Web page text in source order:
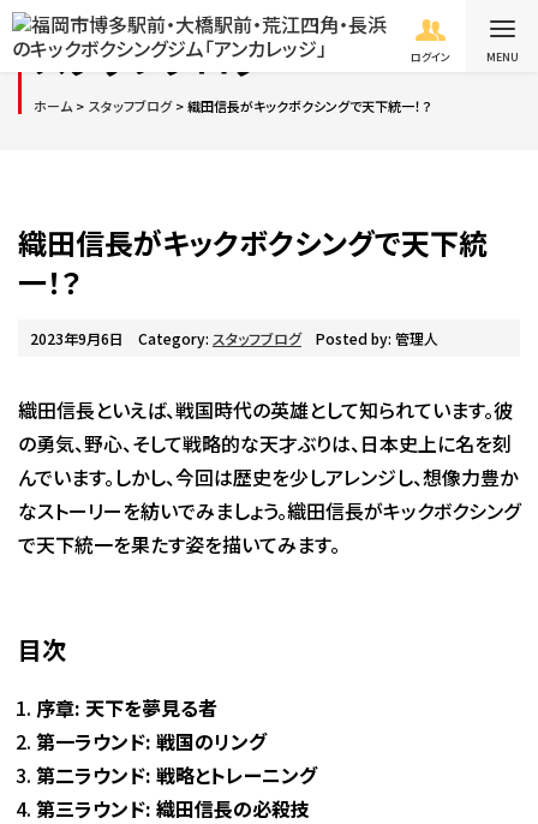
ログイン
スタッフブログ
ホーム スタッフブログ 織田信長がキックボクシングで天下統一！？
織田信長がキックボクシングで天下統
一！？
2023年9月6日 Category: スタッフブログ Posted by: 管理人
織田信長といえば、戦国時代の英雄として知られています。彼
の勇気、野心、そして戦略的な天才ぶりは、日本史上に名を刻
んでいます。しかし、今回は歴史を少しアレンジし、想像力豊か
なストーリーを紡いでみましょう。織田信長がキックボクシング
で天下統一を果たす姿を描いてみます。
目次
序章: 天下を夢見る者
第一ラウンド: 戦国のリング
第二ラウンド: 戦略とトレーニング
第三ラウンド: 織田信長の必殺技